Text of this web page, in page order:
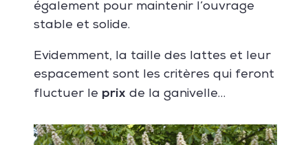
également pour maintenir l’ouvrage
stable et solide.
Evidemment, la taille des lattes et leur
espacement sont les critères qui feront
fluctuer le prix de la ganivelle…